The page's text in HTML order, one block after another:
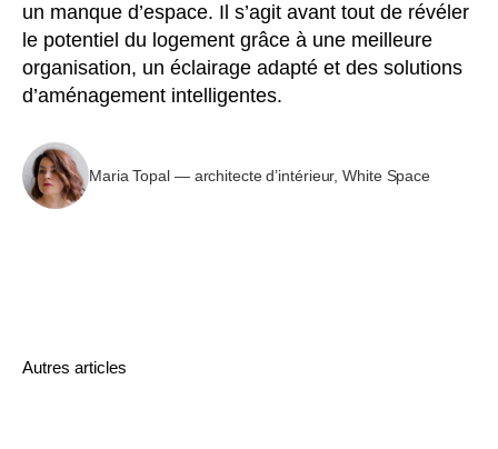
un manque d’espace. Il s’agit avant tout de révéler
le potentiel du logement grâce à une meilleure
organisation, un éclairage adapté et des solutions
d’aménagement intelligentes.
Maria Topal — architecte d’intérieur, White Space
Autres articles